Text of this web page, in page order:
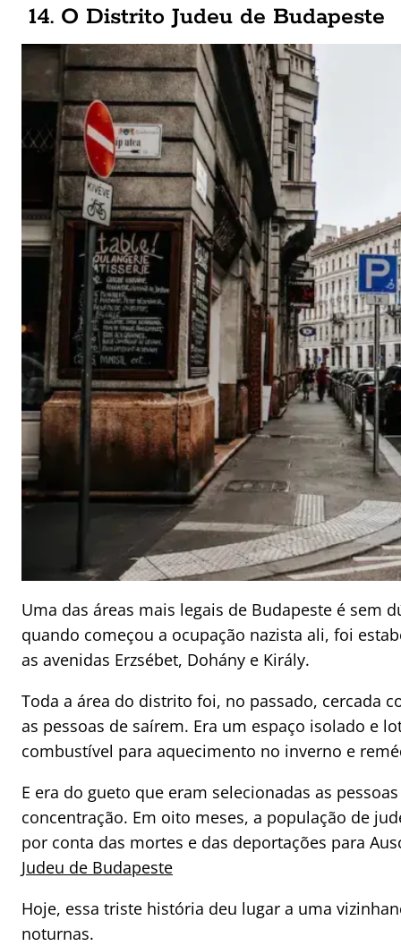
14. O Distrito Judeu de Budapeste
Uma das áreas mais legais de Budapeste é sem
quando começou a ocupação nazista ali, foi
as avenidas Erzsébet, Dohány e Király.
Toda a área do distrito foi, no passado, cercada
as pessoas de saírem. Era um espaço isolado e
combustível para aquecimento no inverno e
E era do gueto que eram selecionadas as
concentração. Em oito meses, a população de
por conta das mortes e das deportações para
Judeu de Budapeste
Hoje, essa triste história deu lugar a uma
noturnas.